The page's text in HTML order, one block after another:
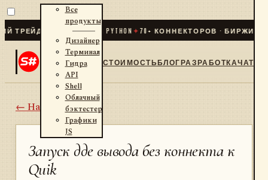
ДЛЯ .NET И PYTHON✦70 + КОННЕКТОРОВ · БИРЖИ ·
Все
продукты
Дизайнер
Терминал
Гидра
API
Shell
Облачный
бэктестер
Графики
JS
СТОИМОСТЬБЛОГРАЗРАБОТКАЧАТ
← Назад
Запуск дде вывода без коннекта к
Quik